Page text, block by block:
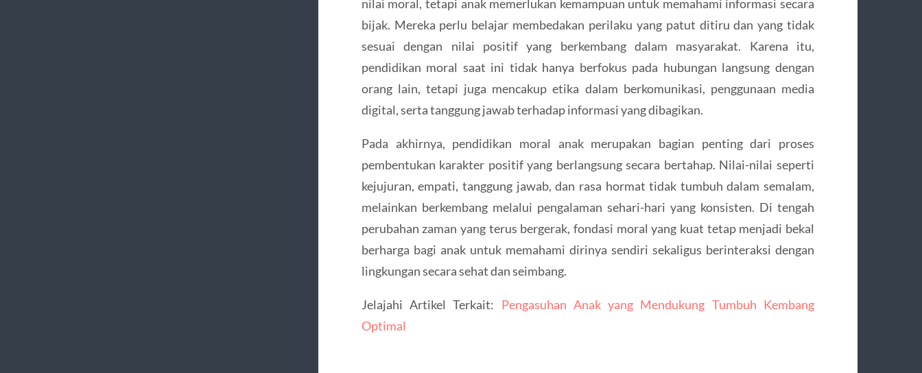
nilai moral, tetapi anak memerlukan kemampuan untuk memahami informasi secara
bijak. Mereka perlu belajar membedakan perilaku yang patut ditiru dan yang tidak
sesuai dengan nilai positif yang berkembang dalam masyarakat. Karena itu,
pendidikan moral saat ini tidak hanya berfokus pada hubungan langsung dengan
orang lain, tetapi juga mencakup etika dalam berkomunikasi, penggunaan media
digital, serta tanggung jawab terhadap informasi yang dibagikan.
Pada akhirnya, pendidikan moral anak merupakan bagian penting dari proses
pembentukan karakter positif yang berlangsung secara bertahap. Nilai-nilai seperti
kejujuran, empati, tanggung jawab, dan rasa hormat tidak tumbuh dalam semalam,
melainkan berkembang melalui pengalaman sehari-hari yang konsisten. Di tengah
perubahan zaman yang terus bergerak, fondasi moral yang kuat tetap menjadi bekal
berharga bagi anak untuk memahami dirinya sendiri sekaligus berinteraksi dengan
lingkungan secara sehat dan seimbang.
Jelajahi Artikel Terkait: Pengasuhan Anak yang Mendukung Tumbuh Kembang
Optimal